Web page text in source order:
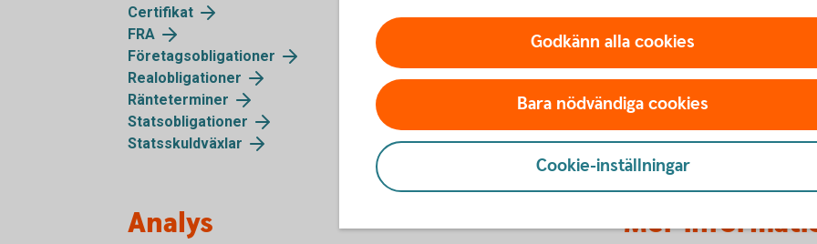
Certifikat
FRA
Företagsobligationer
Realobligationer
Ränteterminer
Statsobligationer
Statsskuldväxlar
Analys Mer
Godkänn alla cookies
Bara nödvändiga cookies
Cookie-inställningar